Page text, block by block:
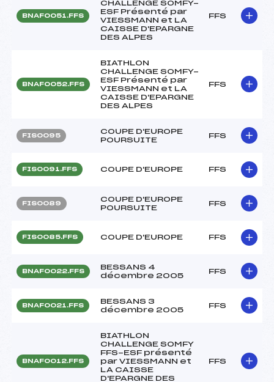
BNAF0051.FFS
CHALLENGE SOMFY-
ESF Présenté par
VIESSMANN et LA
CAISSE D'EPARGNE
DES ALPES
FFS
BNAF0052.FFS
BIATHLON
CHALLENGE SOMFY-
ESF Présenté par
VIESSMANN et LA
CAISSE D'EPARGNE
DES ALPES
FFS
FIS0095
COUPE D'EUROPE
POURSUITE
FFS
FIS0091.FFS COUPE D'EUROPE FFS
FIS0089
COUPE D'EUROPE
POURSUITE
FFS
FIS0085.FFS COUPE D'EUROPE FFS
BNAF0022.FFS
BESSANS 4
décembre 2005
FFS
BNAF0021.FFS
BESSANS 3
décembre 2005
FFS
BNAF0012.FFS
BIATHLON
CHALLENGE SOMFY
FFS-ESF présenté
par VIESSMANN et
LA CAISSE
D'EPARGNE DES
FFS